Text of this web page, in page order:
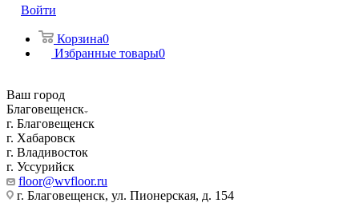
Войти
Корзина0
Избранные товары0
Ваш город
Благовещенск
г. Благовещенск
г. Хабаровск
г. Владивосток
г. Уссурийск
floor@wvfloor.ru
г. Благовещенск, ул. Пионерская, д. 154